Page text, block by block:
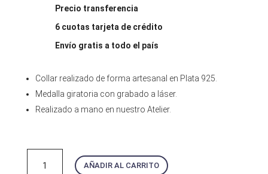
Precio transferencia
6 cuotas tarjeta de crédito
Envío gratis a todo el país
Collar realizado de forma artesanal en Plata 925.
Medalla giratoria con grabado a láser.
Realizado a mano en nuestro Atelier.
Benito
AÑADIR AL CARRITO